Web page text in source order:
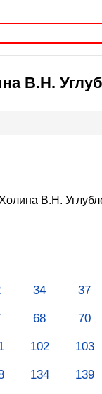
В.Н.
В.Н.
34 37
68 70
102 103
134 139